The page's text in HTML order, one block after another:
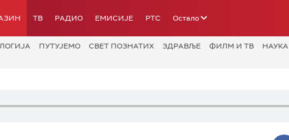
ТВ РАДИО ЕМИСИЈЕ РТС Остало
ПУТУЈЕМО СВЕТ ПОЗНАТИХ ЗДРАВЉЕ ФИЛМ И ТВ НАУКА